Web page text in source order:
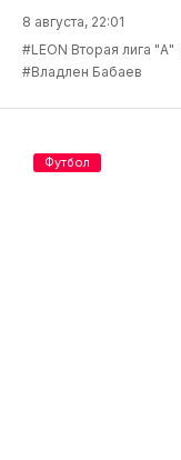
8 августа, 22:01
#LEON Вторая лига "А"
#Владлен Бабаев
Футбол